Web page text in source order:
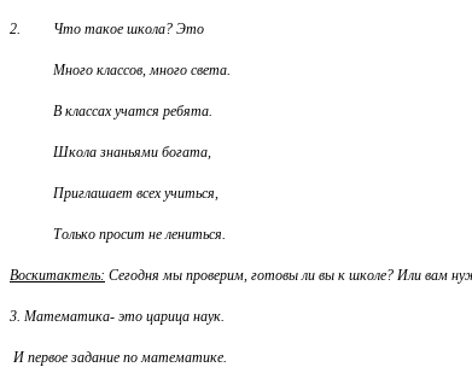
2. Что такое школа? Это
Много классов, много света.
В классах учатся ребята.
Школа знаньями богата,
Приглашает всех учиться,
Только просит не лениться.
Воскитактель: Сегодня мы проверим, готовы ли вы к школе? Или вам
3. Математика- это царица наук.
И первое задание по математике.